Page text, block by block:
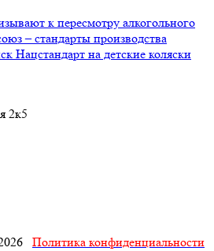
к пересмотру алкогольного
– стандарты производства
Нацстандарт на детские коляски
2к5
Политика конфиденциальности